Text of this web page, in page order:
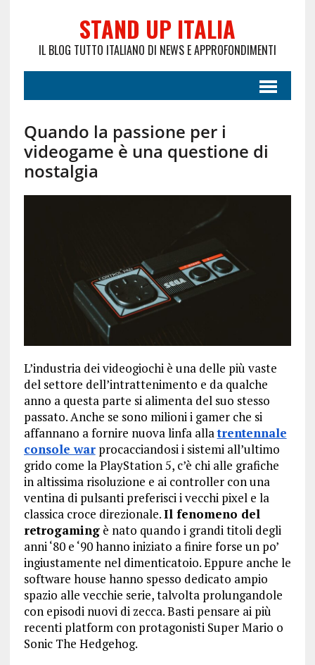
STAND UP ITALIA
IL BLOG TUTTO ITALIANO DI NEWS E APPROFONDIMENTI
Quando la passione per i
videogame è una questione di
nostalgia
L’industria dei videogiochi è una delle più vaste
del settore dell’intrattenimento e da qualche
anno a questa parte si alimenta del suo stesso
passato. Anche se sono milioni i gamer che si
affannano a fornire nuova linfa allatrentennale
console warprocacciandosi i sistemi all’ultimo
grido come la PlayStation 5, c’è chi alle grafiche
in altissima risoluzione e ai controller con una
ventina di pulsanti preferisci i vecchi pixel e la
classica croce direzionale.Il fenomeno del
retrogamingè nato quando i grandi titoli degli
anni ‘80 e ‘90 hanno iniziato a finire forse un po’
ingiustamente nel dimenticatoio. Eppure anche le
software house hanno spesso dedicato ampio
spazio alle vecchie serie, talvolta prolungandole
con episodi nuovi di zecca. Basti pensare ai più
recenti platform con protagonisti Super Mario o
Sonic The Hedgehog.